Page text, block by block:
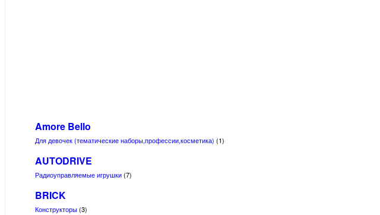
Amore Bello
Для девочек (тематические наборы,профессии,косметика) (1)
AUTODRIVE
Радиоуправляемые игрушки(7)
BRICK
Конструкторы(3)